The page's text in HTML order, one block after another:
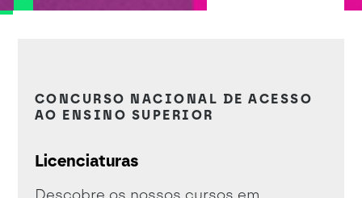
CONCURSO NACIONAL DE ACESSO
AO ENSINO SUPERIOR
Licenciaturas
Descobre os nossos cursos em